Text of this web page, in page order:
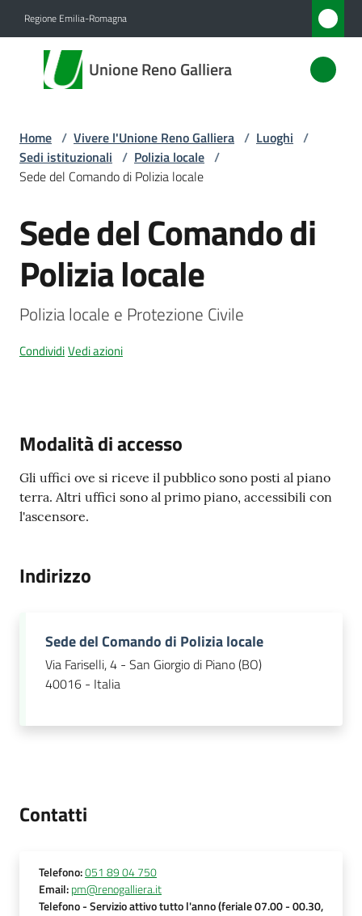
Regione Emilia-Romagna
Unione Reno Galliera
Unione
Reno
Amministrazione
Novità
Servizi
Vivere
l'Unione
Menu selezionato
trasparente
Tutti
gli
Home / Vivere l'Unione Reno Galliera / Luoghi /
Sedi istituzionali / Polizia locale /
Sede del Comando di Polizia locale
Salta al contenuto
Sede del Comando di
Polizia locale
Polizia locale e Protezione Civile
CondividiVedi azioni
Modalità di accesso
Gli uffici ove si riceve il pubblico sono posti al piano
terra. Altri uffici sono al primo piano, accessibili con
l'ascensore.
Indirizzo
Sede del Comando di Polizia locale
Via Fariselli, 4 - San Giorgio di Piano (BO)
40016 - Italia
Contatti
Telefono:051 89 04 750
Email:pm@renogalliera.it
Telefono- Servizio attivo tutto l'anno (feriale 07.00 - 00.30,